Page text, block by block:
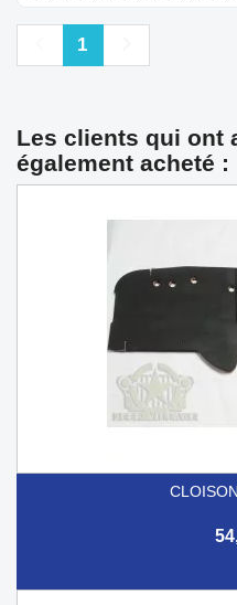
Précédent
1
Les clients qui ont
également acheté :